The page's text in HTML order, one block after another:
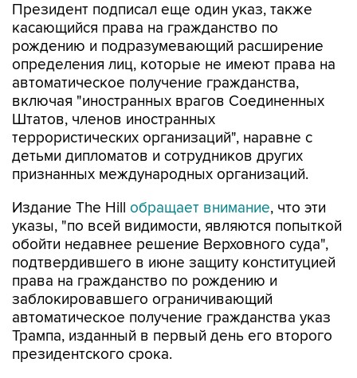
Президент подписал еще один указ, также
касающийся права на гражданство по
рождению и подразумевающий расширение
определения лиц, которые не имеют права на
автоматическое получение гражданства,
включая "иностранных врагов Соединенных
Штатов, членов иностранных
террористических организаций", наравне с
детьми дипломатов и сотрудников других
признанных международных организаций.
Издание The Hill обращает внимание, что эти
указы, "по всей видимости, являются попыткой
обойти недавнее решение Верховного суда",
подтвердившего в июне защиту конституцией
права на гражданство по рождению и
заблокировавшего ограничивающий
автоматическое получение гражданства указ
Трампа, изданный в первый день его второго
президентского срока.